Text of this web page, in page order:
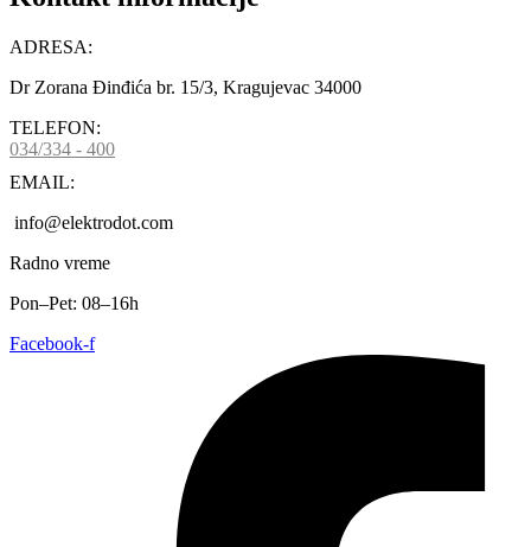
ADRESA:
Dr Zorana Đinđića br. 15/3, Kragujevac 34000
TELEFON:
034/334 - 400
EMAIL:
info@elektrodot.com
Radno vreme
Pon–Pet: 08–16h
Facebook-f